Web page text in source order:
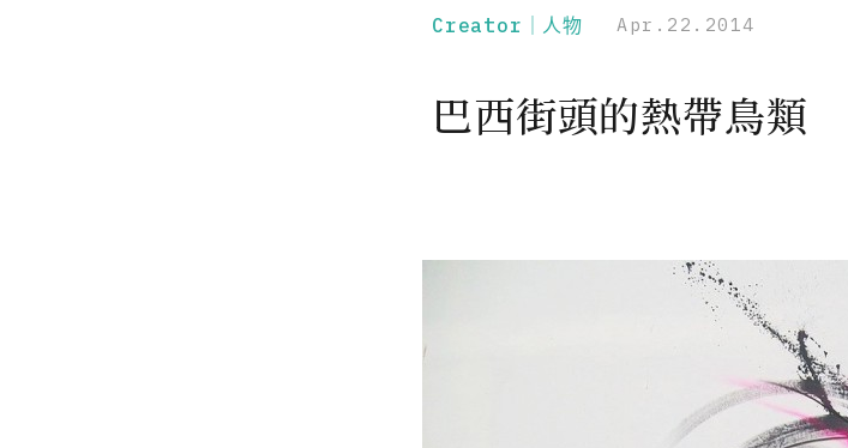
Creator｜人物 Apr.22.2014
巴西街頭的熱帶鳥類